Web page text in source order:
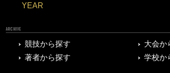
YEAR
ARCHIVE
競技から探す
大会か
著者から探す
学校か